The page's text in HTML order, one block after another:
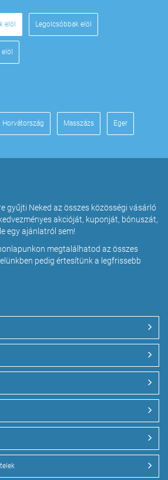
elöl Legolcsóbbak elöl
elöl
Horvátország Masszázs Eger
gyűjti Neked az összes közösségi vásárló
akcióját, kuponját, bónuszát,
egy ajánlatról sem!
megtalálhatod az összes
pedig értesítünk a legfrissebb